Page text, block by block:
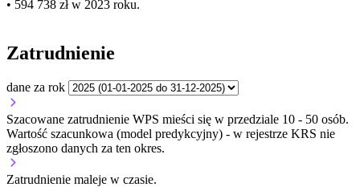
• 594 738 zł w 2023 roku.
Zatrudnienie
dane za rok
Szacowane zatrudnienie WPS mieści się w przedziale 10 - 50 osób.
Wartość szacunkowa (model predykcyjny) - w rejestrze KRS nie
zgłoszono danych za ten okres.
Zatrudnienie maleje w czasie.